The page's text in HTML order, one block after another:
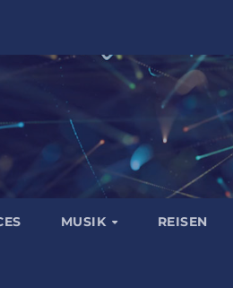
MUSIK REISEN